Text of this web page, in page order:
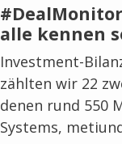
alle kennen
Investment-
zählten wir 22
denen rund 550
Systems,